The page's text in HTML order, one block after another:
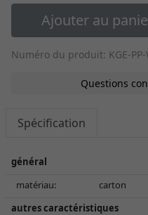
Ajouter au
Numéro du produit: KGE-PP-
Questions
Spécification
général
matériau:
carton
autres caractéristiques